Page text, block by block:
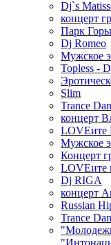
Dj`s
концерт
Парк
Dj Romeo
Мужское
Topless -
Slim
Trance
концерт
LOVEите
Мужское
Концерт
LOVEите
Dj RIGA
концерт
Russian
Trance